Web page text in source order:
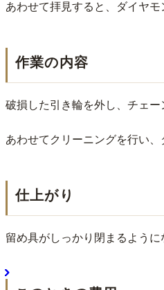
あわせて拝見すると、ダイヤ
作業の内容
破損した引き輪を外し、チェー
あわせてクリーニングを行い
仕上がり
留め具がしっかり閉まるよう